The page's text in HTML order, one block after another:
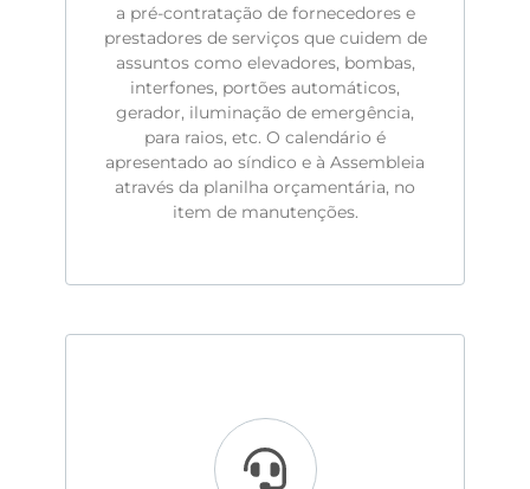
a pré-contratação de fornecedores e
prestadores de serviços que cuidem de
assuntos como elevadores, bombas,
interfones, portões automáticos,
gerador, iluminação de emergência,
para raios, etc. O calendário é
apresentado ao síndico e à Assembleia
através da planilha orçamentária, no
item de manutenções.